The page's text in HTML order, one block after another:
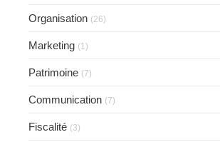
Organisation (26)
Marketing (1)
Patrimoine (7)
Communication (7)
Fiscalité (3)